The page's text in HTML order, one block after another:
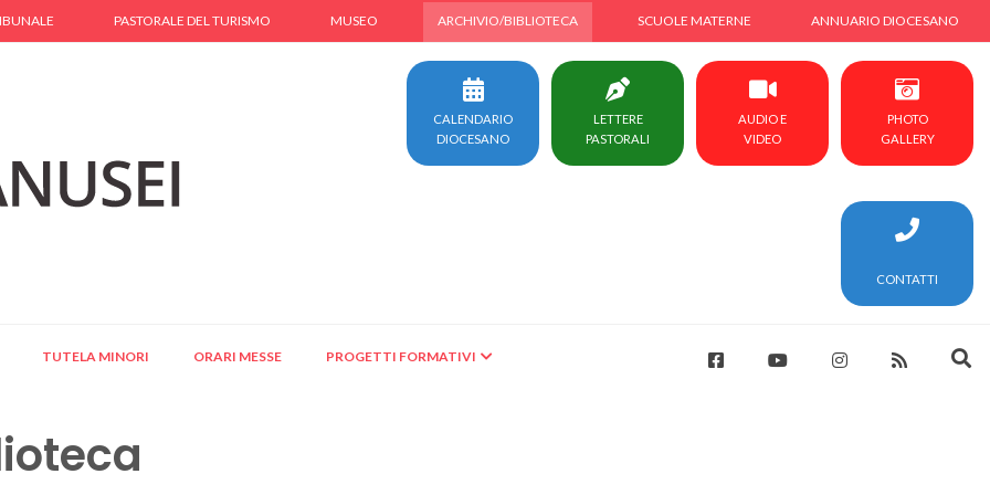
PASTORALE DEL TURISMO MUSEO ARCHIVIO/BIBLIOTECA SCUOLE MATERNE ANNUARIO DIOCESANO
CALENDARIO
DIOCESANO
LETTERE
PASTORALI
AUDIO E
VIDEO
PHOTO
GALLERY
CONTATTI
TUTELA MINORI ORARI MESSE PROGETTI FORMATIVI